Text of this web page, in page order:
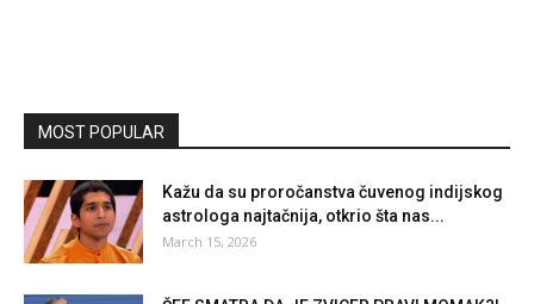
MOST POPULAR
Kažu da su proročanstva čuvenog indijskog
astrologa najtačnija, otkrio šta nas...
March 15, 2026